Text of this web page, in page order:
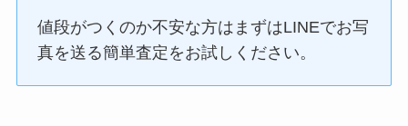
値段がつくのか不安な方はまずはLINEでお写
真を送る簡単査定をお試しください。